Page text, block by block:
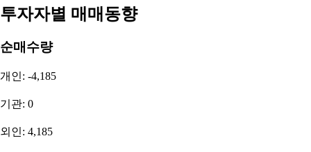
투자자별 매매동향
순매수량
개인: -4,185
기관: 0
외인: 4,185